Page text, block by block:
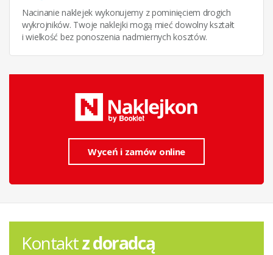
Nacinanie naklejek wykonujemy z pominięciem drogich
wykrojników. Twoje naklejki mogą mieć dowolny kształt
i wielkość bez ponoszenia nadmiernych kosztów.
Wyceń i zamów online
Kontaktz doradcą